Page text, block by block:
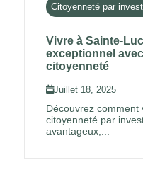
Citoyenneté par
Vivre à Sainte-
exceptionnel
citoyenneté
Juillet 18, 2025
Découvrez comment
citoyenneté par
avantageux,...